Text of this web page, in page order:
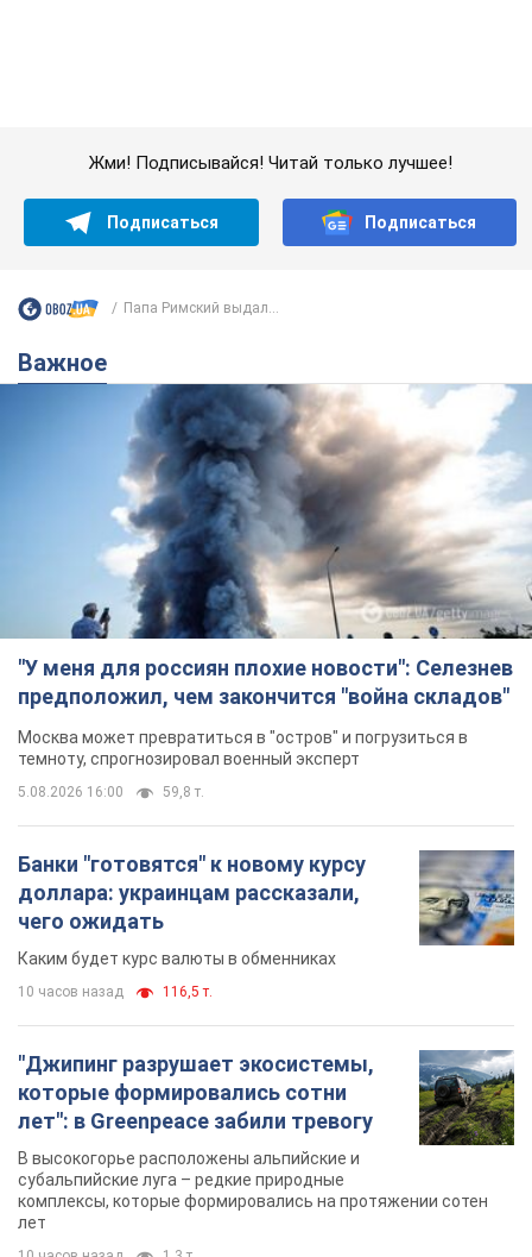
"У меня для россиян плохие новости": Селезнев
предположил, чем закончится "война складов"
Москва может превратиться в "остров" и погрузиться в
темноту, спрогнозировал военный эксперт
5.08.2026 16:00 59,8 т.
Банки "готовятся" к новому курсу
доллара: украинцам рассказали,
чего ожидать
10 часов назад
"Джипинг разрушает экосистемы,
которые формировались сотни
субальпийские луга – редкие природные
комплексы, которые формировались на протяжении сотен
лет
10 часов назад